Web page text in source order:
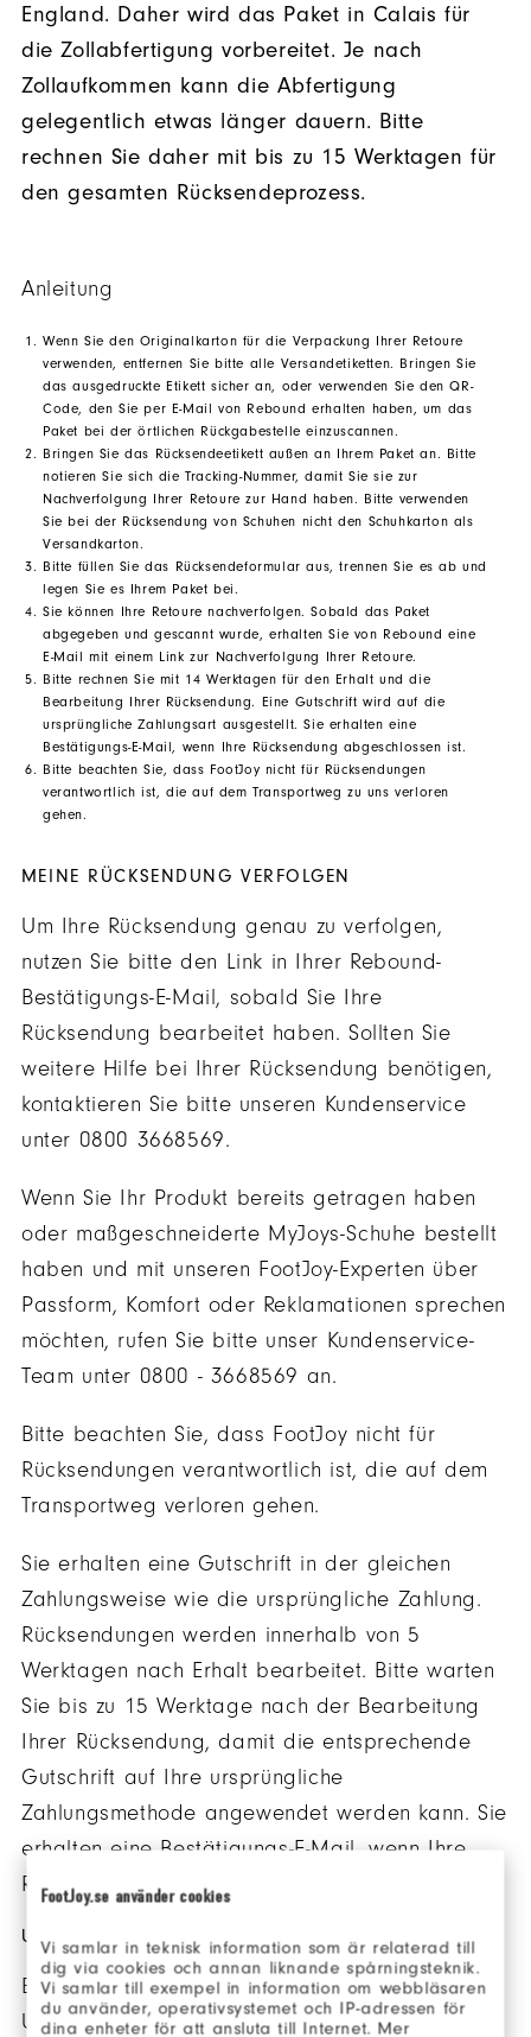
FootJoy.se använder cookies
Vi samlar in teknisk information som är relaterad till
dig via cookies och annan liknande spårningsteknik.
Vi samlar till exempel in information om webbläsaren
du använder, operativsystemet och IP-adressen för
dina enheter för att ansluta till Internet. Mer
England. Daher wird das Paket in Calais für
die Zollabfertigung vorbereitet. Je nach
Zollaufkommen kann die Abfertigung
gelegentlich etwas länger dauern. Bitte
rechnen Sie daher mit bis zu 15 Werktagen für
den gesamten Rücksendeprozess.
Anleitung
Wenn Sie den Originalkarton für die Verpackung Ihrer Retoure
verwenden, entfernen Sie bitte alle Versandetiketten. Bringen Sie
das ausgedruckte Etikett sicher an, oder verwenden Sie den QR-
Code, den Sie per E-Mail von Rebound erhalten haben, um das
Paket bei der örtlichen Rückgabestelle einzuscannen.
Bringen Sie das Rücksendeetikett außen an Ihrem Paket an. Bitte
notieren Sie sich die Tracking-Nummer, damit Sie sie zur
Nachverfolgung Ihrer Retoure zur Hand haben. Bitte verwenden
Sie bei der Rücksendung von Schuhen nicht den Schuhkarton als
Versandkarton.
Bitte füllen Sie das Rücksendeformular aus, trennen Sie es ab und
legen Sie es Ihrem Paket bei.
Sie können Ihre Retoure nachverfolgen. Sobald das Paket
abgegeben und gescannt wurde, erhalten Sie von Rebound eine
E-Mail mit einem Link zur Nachverfolgung Ihrer Retoure.
Bitte rechnen Sie mit 14 Werktagen für den Erhalt und die
Bearbeitung Ihrer Rücksendung. Eine Gutschrift wird auf die
ursprüngliche Zahlungsart ausgestellt. Sie erhalten eine
Bestätigungs-E-Mail, wenn Ihre Rücksendung abgeschlossen ist.
Bitte beachten Sie, dass FootJoy nicht für Rücksendungen
verantwortlich ist, die auf dem Transportweg zu uns verloren
gehen.
MEINE RÜCKSENDUNG VERFOLGEN
Um Ihre Rücksendung genau zu verfolgen,
nutzen Sie bitte den Link in Ihrer Rebound-
Bestätigungs-E-Mail, sobald Sie Ihre
Rücksendung bearbeitet haben. Sollten Sie
weitere Hilfe bei Ihrer Rücksendung benötigen,
kontaktieren Sie bitte unseren Kundenservice
unter 0800 3668569.
Wenn Sie Ihr Produkt bereits getragen haben
oder maßgeschneiderte MyJoys-Schuhe bestellt
haben und mit unseren FootJoy-Experten über
Passform, Komfort oder Reklamationen sprechen
möchten, rufen Sie bitte unser Kundenservice-
Team unter 0800 - 3668569 an.
Bitte beachten Sie, dass FootJoy nicht für
Rücksendungen verantwortlich ist, die auf dem
Transportweg verloren gehen.
Sie erhalten eine Gutschrift in der gleichen
Zahlungsweise wie die ursprüngliche Zahlung.
Rücksendungen werden innerhalb von 5
Werktagen nach Erhalt bearbeitet. Bitte warten
Sie bis zu 15 Werktage nach der Bearbeitung
Ihrer Rücksendung, damit die entsprechende
Gutschrift auf Ihre ursprüngliche
Zahlungsmethode angewendet werden kann. Sie
erhalten eine Bestätigungs-E-Mail, wenn Ihre
Rücksendung abgeschlossen ist.
UMTAUSCH
Es tut uns leid, aber wir haben derzeit keine
Umtauschrichtlinie. Wir bitten Sie, dass Sie das